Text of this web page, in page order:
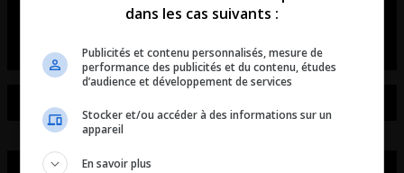
L’entrevue avec David Beaudoin
dans les cas suivants :
Publicités et contenu personnalisés, mesure de
performance des publicités et du contenu, études
d’audience et développement de services
Stocker et/ou accéder à des informations sur un
appareil
En savoir plus